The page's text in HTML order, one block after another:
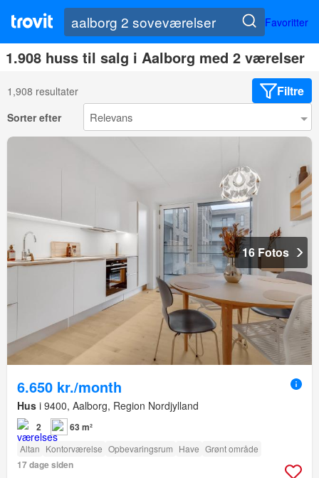
Favoritter
1.908 huss til salg i Aalborg med 2 værelser
1,908 resultater Filtre
Sorter efter
16 Fotos
6.650 kr./month
Hus i 9400, Aalborg, Region Nordjylland
2 63 m²
Altan Kontorværelse Opbevaringsrum Have Grønt område
17 dage siden